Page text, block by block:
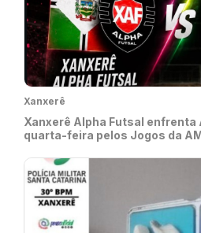
Xanxerê
Xanxerê Alpha Futsal
quarta-feira pelos Jogos da